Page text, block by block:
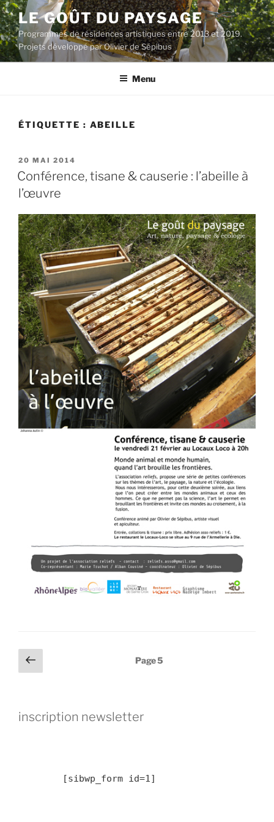
Aller
au
contenu
principal
LE GOÛT DU PAYSAGE
Programmes de résidences artistiques entre 2013 et 2019.
Projets développé par Olivier de Sépibus
Menu
ÉTIQUETTE : ABEILLE
PUBLIÉ
LE
20 MAI 2014
Conférence, tisane & causerie : l’abeille à
l’œuvre
Pagination
des
Page
précédente
Page5
inscription newsletter
	[sibwp_form id=1]